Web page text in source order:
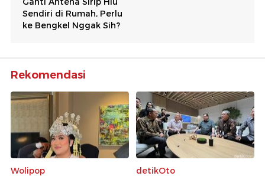
Rekomendasi
Wolipop detikOto